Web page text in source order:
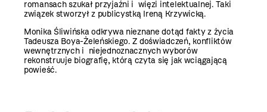
romansach szukał przyjaźni i więzi intelektualnej. Taki
związek stworzył z publicystką Ireną Krzywicką.
Monika Śliwińska odkrywa nieznane dotąd fakty z życia
Tadeusza Boya-Żeleńskiego. Z doświadczeń, konfliktów
wewnętrznych i niejednoznacznych wyborów
rekonstruuje biografię, którą czyta się jak wciągającą
powieść.